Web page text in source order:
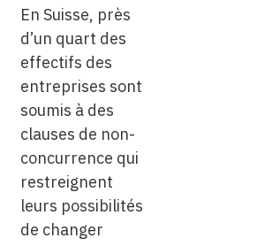
En Suisse, près
d’un quart des
effectifs des
entreprises sont
soumis à des
clauses de non-
concurrence qui
restreignent
leurs possibilités
de changer